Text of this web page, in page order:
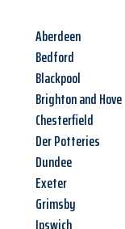
Aberdeen
Bedford
Blackpool
Brighton and Hove
Chesterfield
Der Potteries
Dundee
Exeter
Grimsby